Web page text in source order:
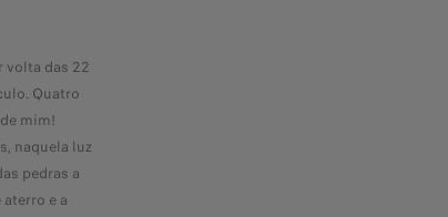
volta das 22
Quatro
mim!
naquela luz
pedras a
e a